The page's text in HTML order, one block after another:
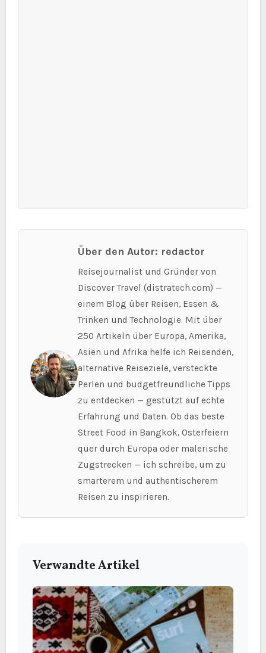
Über den Autor: redactor
Reisejournalist und Gründer von
Discover Travel (distratech.com) —
einem Blog über Reisen, Essen &
Trinken und Technologie. Mit über
250 Artikeln über Europa, Amerika,
Asien und Afrika helfe ich Reisenden,
alternative Reiseziele, versteckte
Perlen und budgetfreundliche Tipps
zu entdecken — gestützt auf echte
Erfahrung und Daten. Ob das beste
Street Food in Bangkok, Osterfeiern
quer durch Europa oder malerische
Zugstrecken — ich schreibe, um zu
smarterem und authentischerem
Reisen zu inspirieren.
Verwandte Artikel